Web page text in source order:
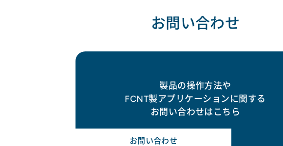
お問い合わせ
製品の操作方法や
FCNT製アプリケーションに関する
お問い合わせはこちら
お問い合わせ